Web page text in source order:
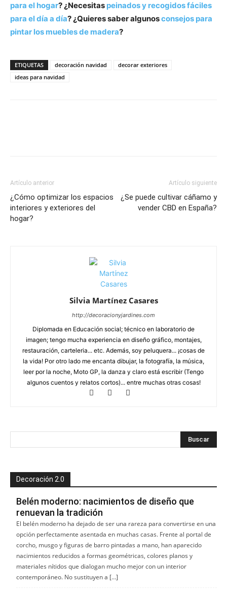
para el hogar? ¿Necesitas peinados y recogidos fáciles
para el día a día? ¿Quieres saber algunosconsejos para
pintar los muebles de madera?
ETIQUETAS decoración navidad
decorar exteriores
ideas para navidad
Artículo anterior
¿Cómo optimizar los espacios
interiores y exteriores del
hogar?
Artículo siguiente
¿Se puede cultivar cáñamo y
vender CBD en España?
Silvia Martínez Casares
http://decoracionyjardines.com
Diplomada en Educación social; técnico en laboratorio de
imagen; tengo mucha experiencia en diseño gráfico, montajes,
restauración, carteleria... etc. Además, soy peluquera... ¡cosas de
la vida! Por otro lado me encanta dibujar, la fotografía, la música,
leer por la noche, Moto GP, la danza y claro está escribir (Tengo
algunos cuentos y relatos cortos)... entre muchas otras cosas!
Decoración 2.0
Belén moderno: nacimientos de diseño que
renuevan la tradición
El belén moderno ha dejado de ser una rareza para convertirse en una
opción perfectamente asentada en muchas casas. Frente al portal de
corcho, musgo y figuras de barro pintadas a mano, han aparecido
nacimientos reducidos a formas geométricas, colores planos y
materiales nítidos que dialogan mucho mejor con un interior
contemporáneo. No sustituyen a […]